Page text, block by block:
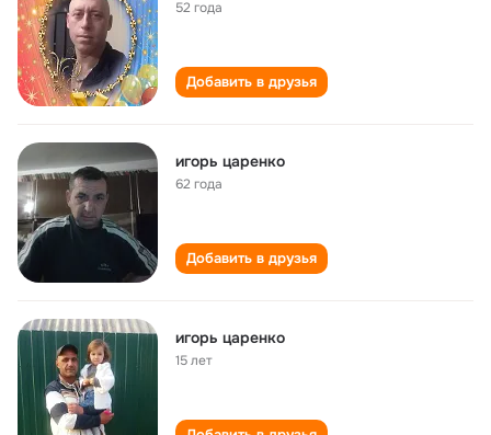
52 года
Добавить в друзья
игорь царенко
62 года
Добавить в друзья
игорь царенко
15 лет